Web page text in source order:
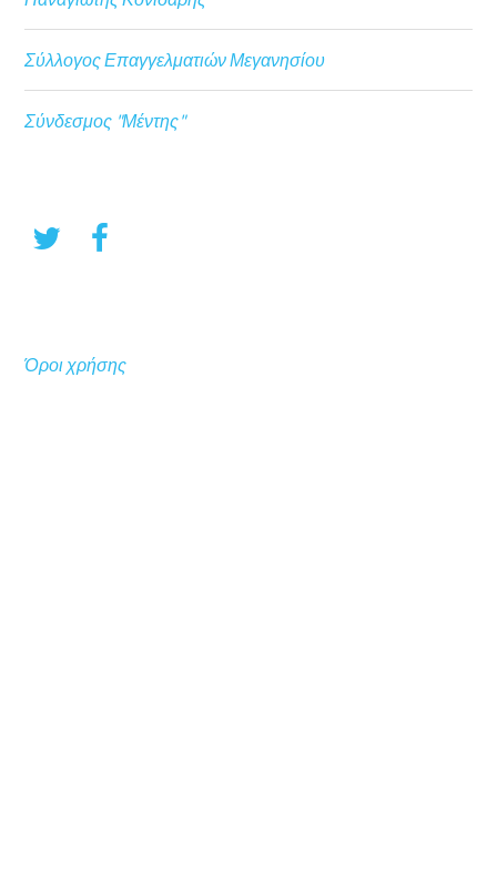
Σύλλογος Επαγγελματιών Μεγανησίου
Σύνδεσμος "Μέντης"
Όροι χρήσης